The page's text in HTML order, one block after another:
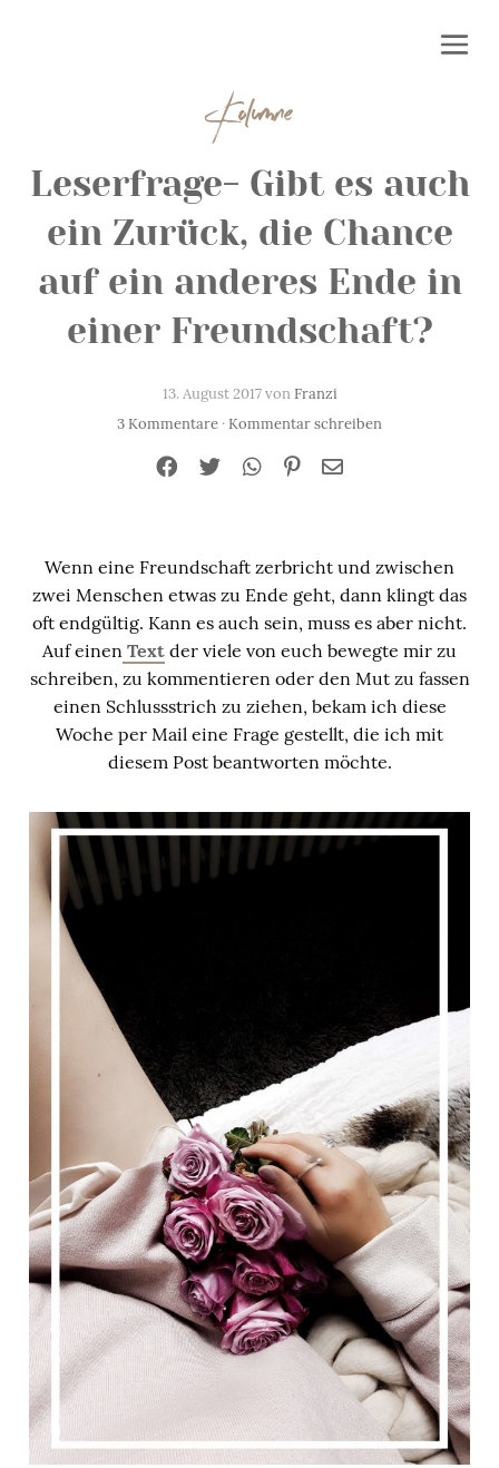
Kolumne
Leserfrage- Gibt es auch
ein Zurück, die Chance
auf ein anderes Ende in
einer Freundschaft?
13. August 2017 vonFranzi
3 Kommentare · Kommentar schreiben
Wenn eine Freundschaft zerbricht und zwischen
zwei Menschen etwas zu Ende geht, dann klingt das
oft endgültig. Kann es auch sein, muss es aber nicht.
Auf einen Text der viele von euch bewegte mir zu
schreiben, zu kommentieren oder den Mut zu fassen
einen Schlussstrich zu ziehen, bekam ich diese
Woche per Mail eine Frage gestellt, die ich mit
diesem Post beantworten möchte.